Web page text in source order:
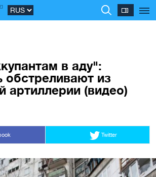
в аду":
обстреливают из
артиллерии (видео)
Twitter